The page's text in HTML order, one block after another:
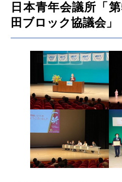
日本青年会議所「
田ブロック協議会」